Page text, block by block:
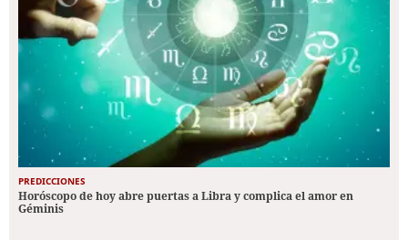
PREDICCIONES
Horóscopo de hoy abre puertas a Libra y complica el amor en
Géminis